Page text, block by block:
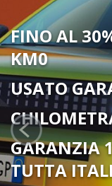
FINO AL
KM0
USATO
GARANZIA
TUTTA